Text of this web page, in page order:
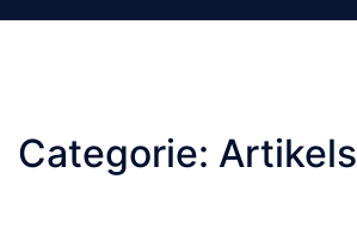
Categorie: Artikels